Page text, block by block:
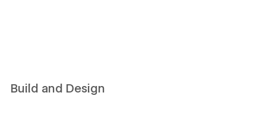
Build and Design